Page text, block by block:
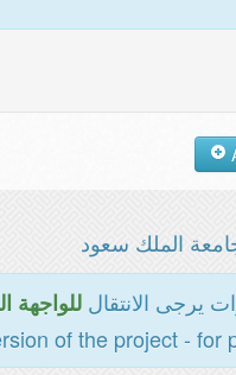
الملك سعود
يرجى الانتقالللواجهة
of the project - for